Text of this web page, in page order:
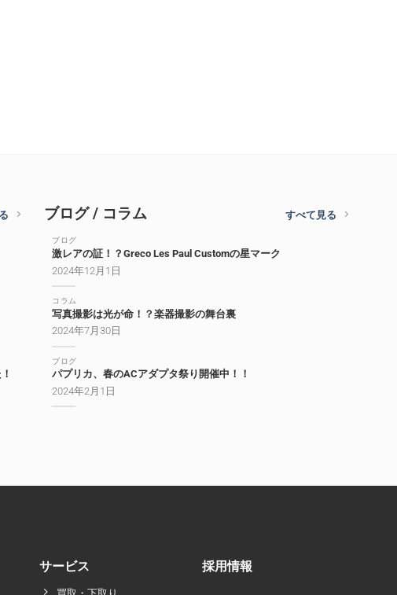
ブログ / コラム すべて見る
ブログ
激レアの証！？Greco Les Paul Customの星マーク
2024年12月1日
コラム
写真撮影は光が命！？楽器撮影の舞台裏
2024年7月30日
ブログ
パプリカ、春のACアダプタ祭り開催中！！
2024年2月1日
サービス 採用情報